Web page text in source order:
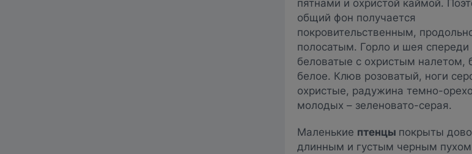
пятнами и охристой каймой.
общий фон получается
покровительственным,
полосатым. Горло и шея спереди
беловатые с охристым налетом,
белое. Клюв розоватый, ноги
охристые, радужина темно-
молодых – зеленовато-серая.
Маленькие птенцы покрыты
длинным и густым черным